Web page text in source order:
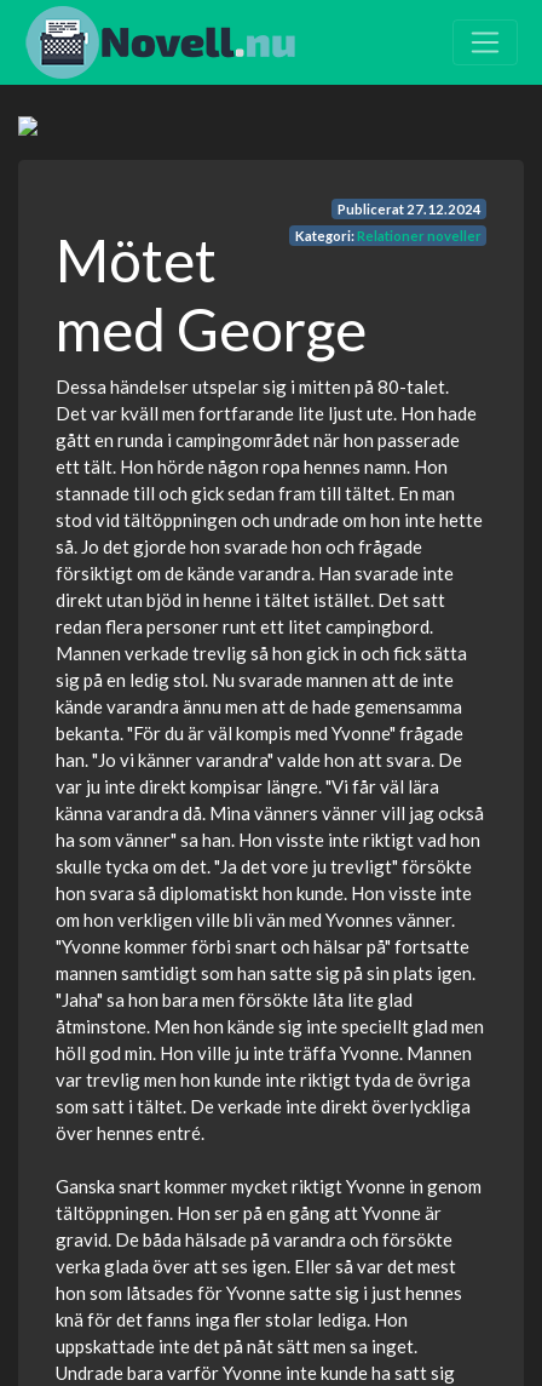
Publicerat 27.12.2024
Kategori:Relationer noveller
Mötet
med George
Dessa händelser utspelar sig i mitten på 80-talet.
Det var kväll men fortfarande lite ljust ute. Hon hade
gått en runda i campingområdet när hon passerade
ett tält. Hon hörde någon ropa hennes namn. Hon
stannade till och gick sedan fram till tältet. En man
stod vid tältöppningen och undrade om hon inte hette
så. Jo det gjorde hon svarade hon och frågade
försiktigt om de kände varandra. Han svarade inte
direkt utan bjöd in henne i tältet istället. Det satt
redan flera personer runt ett litet campingbord.
Mannen verkade trevlig så hon gick in och fick sätta
sig på en ledig stol. Nu svarade mannen att de inte
kände varandra ännu men att de hade gemensamma
bekanta. "För du är väl kompis med Yvonne" frågade
han. "Jo vi känner varandra" valde hon att svara. De
var ju inte direkt kompisar längre. "Vi får väl lära
känna varandra då. Mina vänners vänner vill jag också
ha som vänner" sa han. Hon visste inte riktigt vad hon
skulle tycka om det. "Ja det vore ju trevligt" försökte
hon svara så diplomatiskt hon kunde. Hon visste inte
om hon verkligen ville bli vän med Yvonnes vänner.
"Yvonne kommer förbi snart och hälsar på" fortsatte
mannen samtidigt som han satte sig på sin plats igen.
"Jaha" sa hon bara men försökte låta lite glad
åtminstone. Men hon kände sig inte speciellt glad men
höll god min. Hon ville ju inte träffa Yvonne. Mannen
var trevlig men hon kunde inte riktigt tyda de övriga
som satt i tältet. De verkade inte direkt överlyckliga
över hennes entré.
Ganska snart kommer mycket riktigt Yvonne in genom
tältöppningen. Hon ser på en gång att Yvonne är
gravid. De båda hälsade på varandra och försökte
verka glada över att ses igen. Eller så var det mest
hon som låtsades för Yvonne satte sig i just hennes
knä för det fanns inga fler stolar lediga. Hon
uppskattade inte det på nåt sätt men sa inget.
Undrade bara varför Yvonne inte kunde ha satt sig